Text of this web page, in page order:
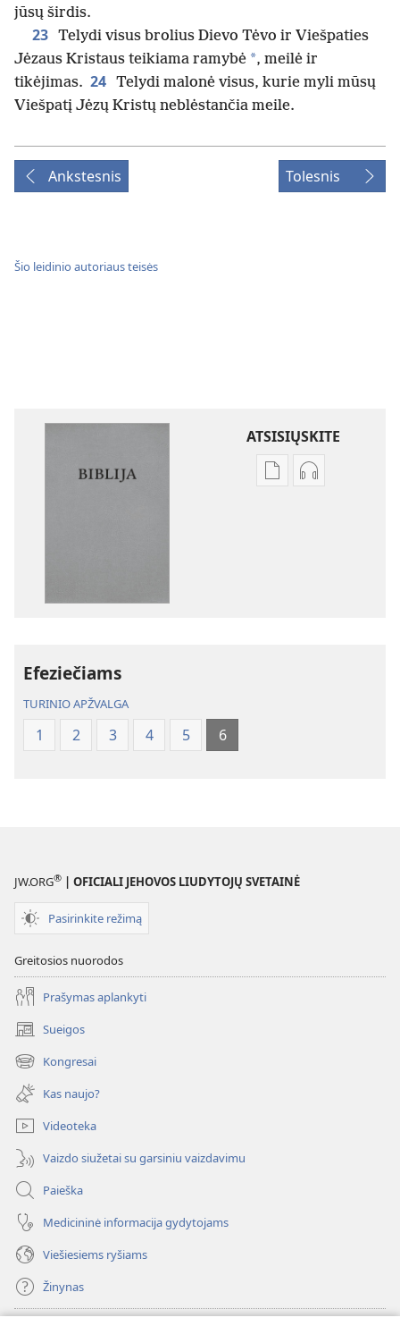
jūsų širdis.
23 Telydi visus brolius Dievo Tėvo ir Viešpaties
Jėzaus Kristaus teikiama ramybė *, meilė ir
tikėjimas. 24 Telydi malonė visus, kurie myli mūsų
Viešpatį Jėzų Kristų neblėstančia meile.
Ankstesnis Tolesnis
Šio leidinio autoriaus teisės
ATSISIŲSKITE
Skaitmeninių
Garso
Efeziečiams
TURINIO APŽVALGA
1 2 3 4 5 6
JW.ORG® | OFICIALI JEHOVOS LIUDYTOJŲ SVETAINĖ
Pasirinkite režimą
Greitosios nuorodos
Prašymas aplankyti
Sueigos
(atsiveria
naujas
langas)
Kongresai
(atsiveria
naujas
langas)
Kas naujo?
Videoteka
Vaizdo siužetai su garsiniu vaizdavimu
Paieška
Medicininė informacija gydytojams
Viešiesiems ryšiams
Žinynas